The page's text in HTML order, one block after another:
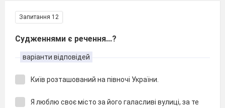
Запитання 12
Судженнями є речення...?
варіанти відповідей
Київ розташований на півночі України.
Я люблю своє місто за його галасливі вулиці, за те